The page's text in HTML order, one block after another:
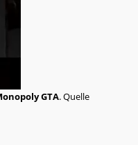
GTA. Quelle